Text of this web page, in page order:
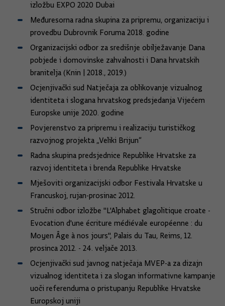
izložbu EXPO 2020 Dubai
Međuresorna radna skupina za pripremu, organizaciju i
provedbu Dubrovnik Foruma 2018. godine
Organizacijski odbor za središnje obilježavanje Dana
pobjede i domovinske zahvalnosti i Dana hrvatskih
branitelja (Knin | 2018., 2019.)
Ocjenjivački sud Natječaja za oblikovanje vizualnog
identiteta i slogana hrvatskog predsjedanja Vijećem
Europske unije 2020. godine
Povjerenstvo za pripremu i realizaciju turističkog
razvojnog projekta „Veliki Brijun“
Radna skupina predsjednice Republike Hrvatske za
razvoj identiteta i brenda Republike Hrvatske
Mješoviti organizacijski odbor Festivala Hrvatske u
Francuskoj, rujan-prosinac 2012.
Stručni odbor izložbe "L'Alphabet glagolitique croate -
Evocation d'une écriture médiévale européenne : du
Moyen Âge à nos jours", Palais du Tau, Reims, 12.
prosinca 2012. - 24. veljače 2013.
Ocjenjivački sud javnog natječaja MVEP-a za dizajn
vizualnog identiteta i za slogan informativne kampanje
uoči referenduma o pristupanju Republike Hrvatske
Europskoj uniji